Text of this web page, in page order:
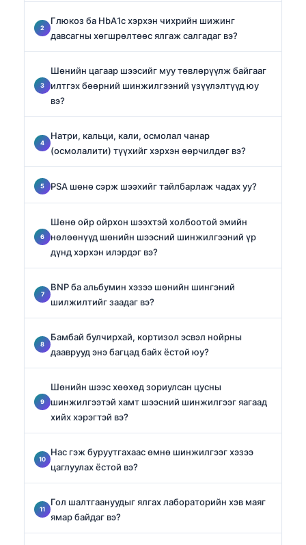
Глюкоз ба HbA1c хэрхэн чихрийн шижинг
давсагны хөгшрөлтөөс ялгаж салгадаг вэ?
Шөнийн цагаар шээсийг муу төвлөрүүлж байгааг
илтгэх бөөрний шинжилгээний үзүүлэлтүүд юу
вэ?
Натри, кальци, кали, осмолал чанар
(осмолалити) түүхийг хэрхэн өөрчилдөг вэ?
PSA шөнө сэрж шээхийг тайлбарлаж чадах уу?
Шөнө ойр ойрхон шээхтэй холбоотой эмийн
нөлөөнүүд шөнийн шээсний шинжилгээний үр
дүнд хэрхэн илэрдэг вэ?
BNP ба альбумин хэзээ шөнийн шингэний
шилжилтийг заадаг вэ?
Бамбай булчирхай, кортизол эсвэл нойрны
дааврууд энэ багцад байх ёстой юу?
Шөнийн шээс хөөхөд зориулсан цусны
шинжилгээтэй хамт шээсний шинжилгээг яагаад
хийх хэрэгтэй вэ?
Нас гэж буруутгахаас өмнө шинжилгээг хэзээ
цаглуулах ёстой вэ?
Гол шалтгаануудыг ялгах лабораторийн хэв маяг
ямар байдаг вэ?